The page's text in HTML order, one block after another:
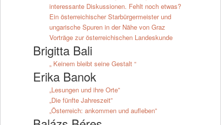
interessante Diskussionen. Fehlt noch etwas?
Ein österreichischer Starbürgermeister und
ungarische Spuren in der Nähe von Graz
Vorträge zur österreichischen Landeskunde
Brigitta Bali
„ Keinem bleibt seine Gestalt “
Erika Banok
„Lesungen und ihre Orte”
„Die fünfte Jahreszeit”
„Österreich: ankommen und aufleben”